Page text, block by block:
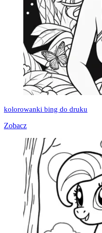
kolorowanki bing do druku
Zobacz